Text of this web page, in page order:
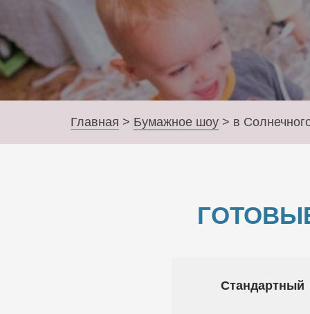
Главная > Бумажное шоу > в
Стандартный